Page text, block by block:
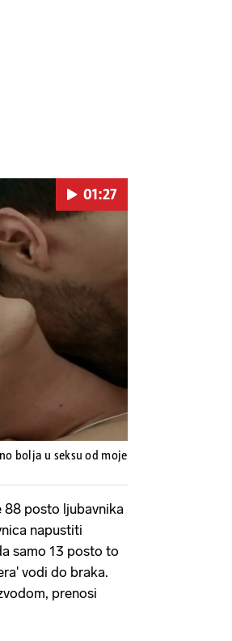
01:27
bolja u seksu od moje
88 posto ljubavnika
napustiti
samo 13 posto to
vodi do braka.
prenosi